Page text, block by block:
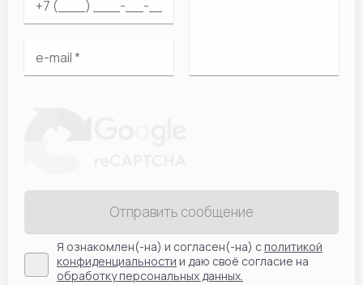
Отправить сообщение
Я ознакомлен(-на) и согласен(-на) сполитикой
конфиденциальности и даю своё согласие на
обработку персональных данных.